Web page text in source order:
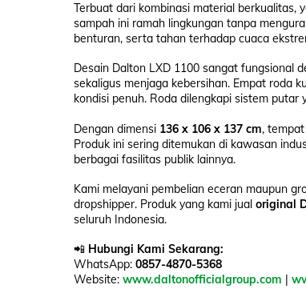
Terbuat dari kombinasi material berkualitas,
sampah ini ramah lingkungan tanpa
benturan, serta tahan terhadap cuaca
Desain Dalton LXD 1100 sangat fungsional
sekaligus menjaga kebersihan. Empat roda
kondisi penuh. Roda dilengkapi sistem
Dengan dimensi 136 x 106 x 137 cm,
Produk ini sering ditemukan di kawasan
berbagai fasilitas publik lainnya.
Kami melayani pembelian eceran maupun
dropshipper. Produk yang kami jual original
seluruh Indonesia.
📲 Hubungi Kami Sekarang:
WhatsApp: 0857-4870-5368
Website: www.daltonofficialgroup.com |